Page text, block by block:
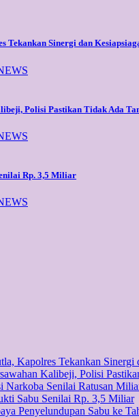
Tekankan Sinergi dan
Polisi Pastikan Tidak Ada
Rp. 3,5 Miliar
Kapolres Tekankan
Kalibeji, Polisi
Narkoba Senilai Ratusan
Sabu Senilai Rp. 3,5 Miliar
Penyelundupan Sabu ke